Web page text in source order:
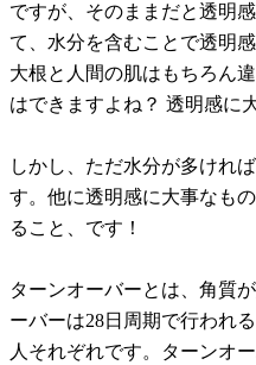
ですが、そのままだと透明
て、水分を含むことで透明感
大根と人間の肌はもちろん
はできますよね？ 透明感に
しかし、ただ水分が多けれ
す。他に透明感に大事なも
ること、です！
ターンオーバーとは、角質
ーバーは28日周期で行われ
人それぞれです。ターンオ